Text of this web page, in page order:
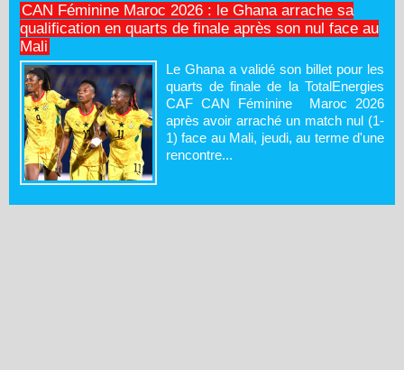
CAN Féminine Maroc 2026 : le Ghana arrache sa
qualification en quarts de finale après son nul face au
Mali
Le Ghana a validé son billet pour les
quarts de finale de la TotalEnergies
CAF CAN Féminine Maroc 2026
après avoir arraché un match nul (1-
1) face au Mali, jeudi, au terme d'une
rencontre...